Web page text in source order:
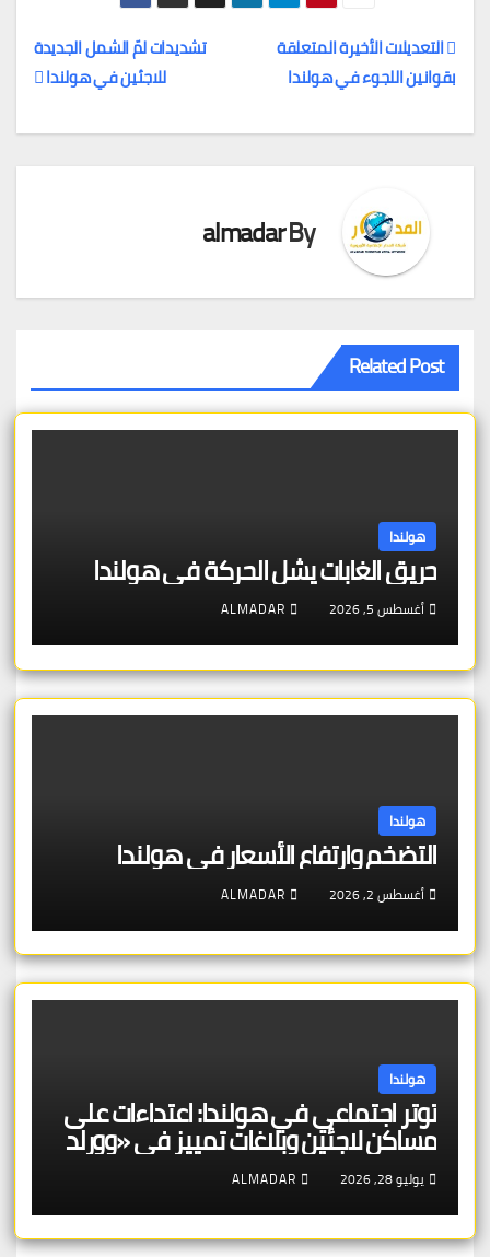
تصفّح
المقالات
تشديدات لمّ الشمل الجديدة
للاجئين في هولندا
التعديلات الأخيرة المتعلقة
بقوانين اللجوء في هولندا
By
almadar
Related Post
هولندا
حريق الغابات يشل الحركة في هولندا
أغسطس 5, 2026 ALMADAR
هولندا
التضخم وارتفاع الأسعار في هولندا
أغسطس 2, 2026 ALMADAR
هولندا
توتر اجتماعي في هولندا: اعتداءات على
مساكن لاجئين وبلاغات تمييز في «وورلد
برايد»
يوليو 28, 2026 ALMADAR